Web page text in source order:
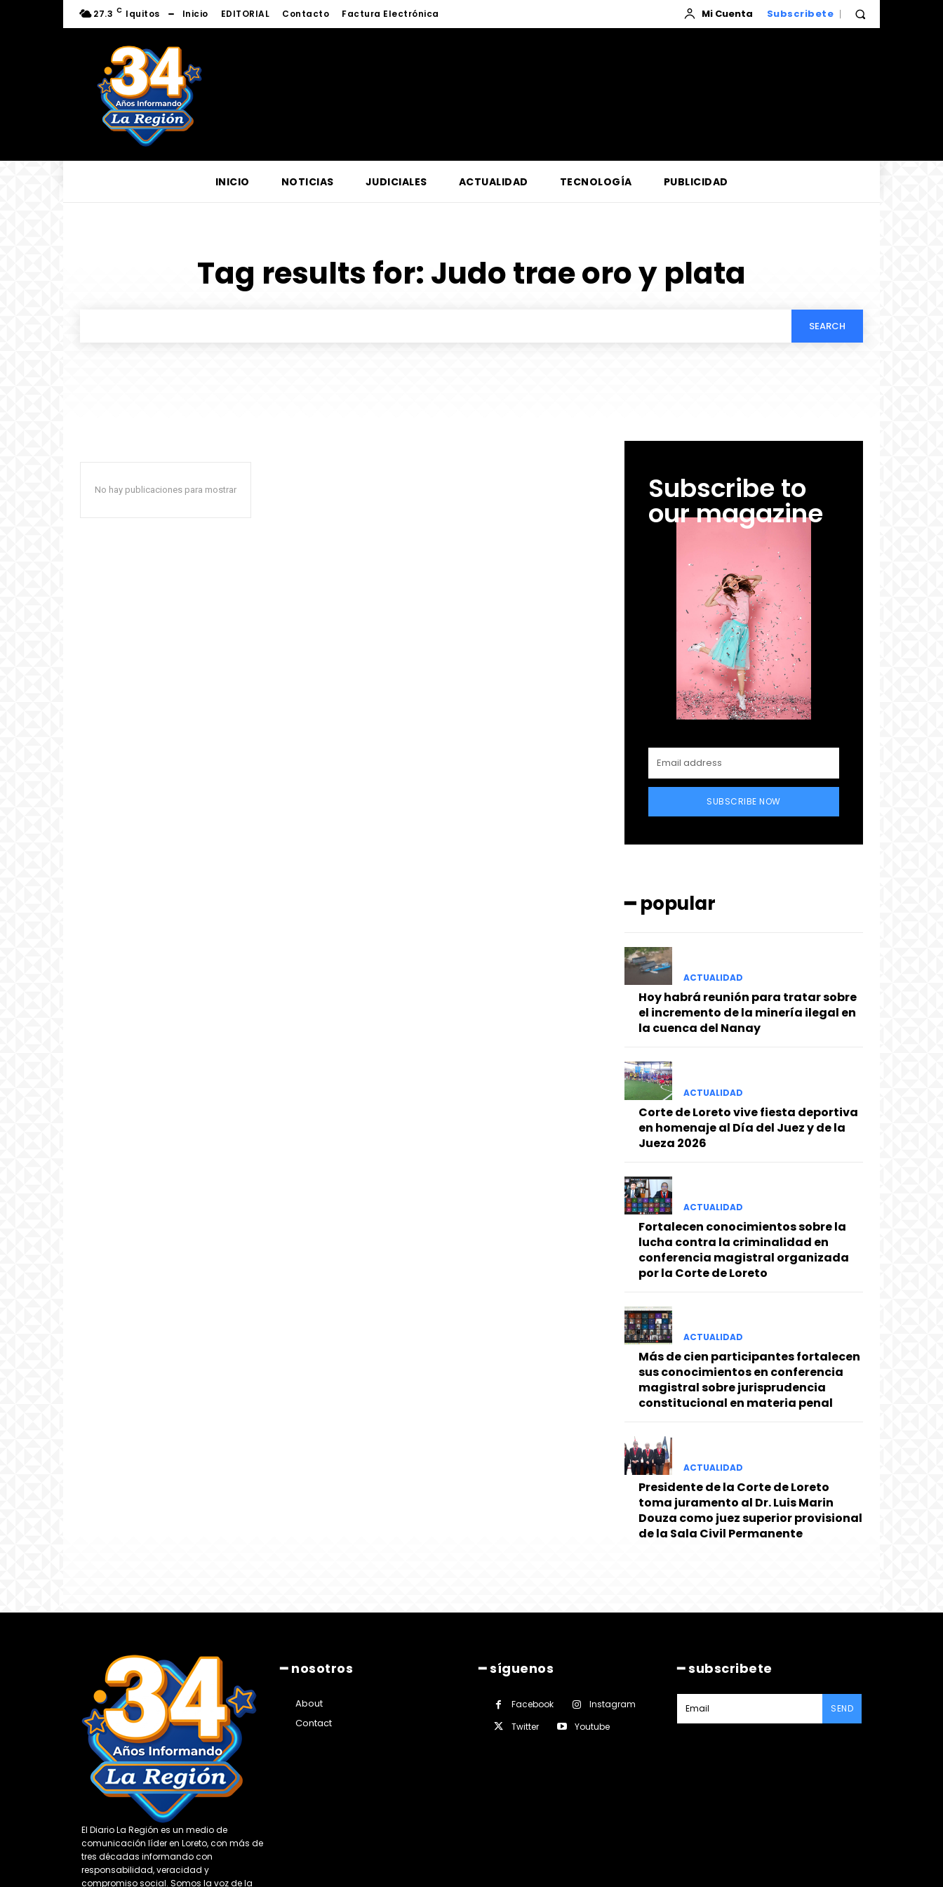
27.3 C Iquitos Inicio EDITORIAL Contacto Factura Electrónica Mi Cuenta Subscribete
INICIO NOTICIAS JUDICIALES ACTUALIDAD TECNOLOGÍA PUBLICIDAD
Tag results for: Judo trae oro y plata
SEARCH
No hay publicaciones para mostrar Subscribe to
our magazine
SUBSCRIBE NOW
━ popular
ACTUALIDAD
Hoy habrá reunión para tratar sobre
el incremento de la minería ilegal en
la cuenca del Nanay
ACTUALIDAD
Corte de Loreto vive fiesta deportiva
en homenaje al Día del Juez y de la
Jueza 2026
ACTUALIDAD
Fortalecen conocimientos sobre la
lucha contra la criminalidad en
conferencia magistral organizada
por la Corte de Loreto
ACTUALIDAD
Más de cien participantes fortalecen
sus conocimientos en conferencia
magistral sobre jurisprudencia
constitucional en materia penal
ACTUALIDAD
Presidente de la Corte de Loreto
toma juramento al Dr. Luis Marin
Douza como juez superior provisional
de la Sala Civil Permanente
El Diario La Región es un medio de
comunicación líder en Loreto, con más de
tres décadas informando con
responsabilidad, veracidad y
compromiso social. Somos la voz de la
━ nosotros
About
Contact
━ síguenos
Facebook
Instagram
Twitter
Youtube
━ subscribete
SEND